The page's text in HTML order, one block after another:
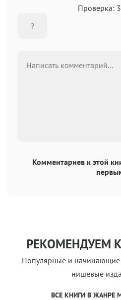
Проверка:
Комментариев к этой
РЕКОМЕНДУЕМ
Популярные и
нишевые
ВСЕ КНИГИ В ЖАНРЕ